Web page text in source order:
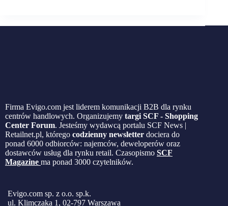
Firma Evigo.com jest liderem komunikacji B2B dla rynku
centrów handlowych. Organizujemy targi SCF - Shopping
Center Forum. Jesteśmy wydawcą portalu SCF News |
Retailnet.pl, którego codzienny newsletter dociera do
ponad 6000 odbiorców: najemców, deweloperów oraz
dostawców usług dla rynku retail. Czasopismo SCF
Magazine ma ponad 3000 czytelników.
Evigo.com sp. z o.o. sp.k.
ul. Klimczaka 1, 02-797 Warszawa